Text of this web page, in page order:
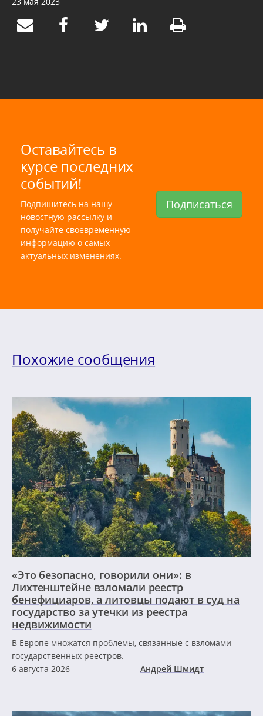
Оставайтесь в
курсе последних
событий!
Подпишитесь на нашу
новостную рассылку и
получайте своевременную
информацию о самых
актуальных изменениях.
Подписаться
Похожие сообщения
«Это безопасно, говорили они»: в
Лихтенштейне взломали реестр
бенефициаров, а литовцы подают в суд на
государство за утечки из реестра
недвижимости
В Европе множатся проблемы, связанные с взломами
государственных реестров.
6 августа 2026
Андрей Шмидт